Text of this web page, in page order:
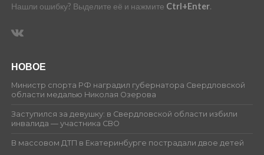
Нашли ошибку? Выделите её и нажмите Ctrl+Enter.
НОВОЕ
Министр спорта РФ наградил губернатора Свердловской
области медалью Николая Озерова
Заступился за девушку: в Свердловской области избили
инвалида — участника СВО
В массовом ДТП в Екатеринбурге пострадали двое детей